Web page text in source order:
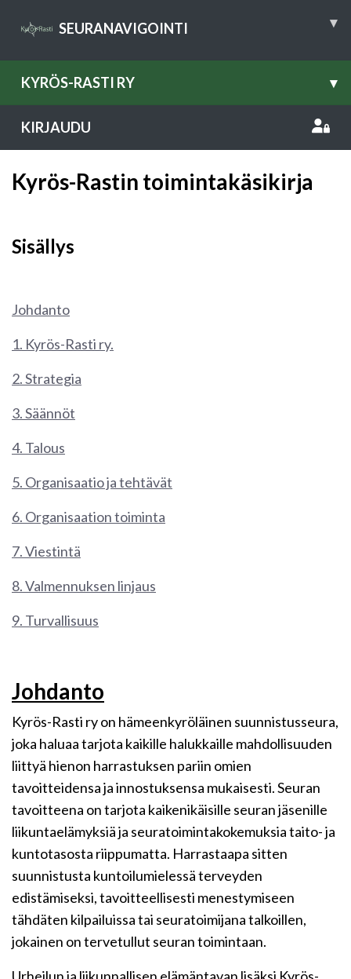
SEURANAVIGOINTI ▾
KYRÖS-RASTI RY ▾
KIRJAUDU
Kyrös-Rastin toimintakäsikirja
Sisällys
Johdanto
1. Kyrös-Rasti ry.
2. Strategia
3. Säännöt
4. Talous
5. Organisaatio ja tehtävät
6. Organisaation toiminta
7. Viestintä
8. Valmennuksen linjaus
9. Turvallisuus
Johdanto
Kyrös-Rasti ry on hämeenkyröläinen suunnistusseura,
joka haluaa tarjota kaikille halukkaille mahdollisuuden
liittyä hienon harrastuksen pariin omien
tavoitteidensa ja innostuksensa mukaisesti. Seuran
tavoitteena on tarjota kaikenikäisille seuran jäsenille
liikuntaelämyksiä ja seuratoimintakokemuksia taito- ja
kuntotasosta riippumatta. Harrastaapa sitten
suunnistusta kuntoilumielessä terveyden
edistämiseksi, tavoitteellisesti menestymiseen
tähdäten kilpailuissa tai seuratoimijana talkoillen,
jokainen on tervetullut seuran toimintaan.